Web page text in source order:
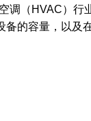
调（HVAC）行
备的容量，以及